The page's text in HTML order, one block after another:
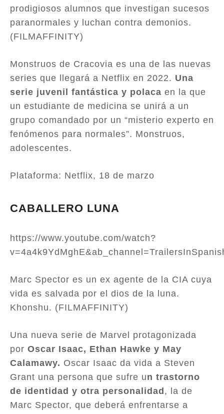
prodigiosos alumnos que investigan sucesos
paranormales y luchan contra demonios.
(FILMAFFINITY)
Monstruos de Cracovia es una de las nuevas
series que llegará a Netflix en 2022. Una
serie juvenil fantástica y polaca en la que
un estudiante de medicina se unirá a un
grupo comandado por un “misterio experto en
fenómenos para normales”. Monstruos,
adolescentes.
Plataforma: Netflix, 18 de marzo
CABALLERO LUNA
https://www.youtube.com/watch?
Marc Spector es un ex agente de la CIA cuya
vida es salvada por el dios de la luna.
Khonshu. (FILMAFFINITY)
Una nueva serie de Marvel protagonizada
por Oscar Isaac, Ethan Hawke y May
Calamawy. Oscar Isaac da vida a Steven
Grant una persona que sufre un trastorno
de identidad y otra personalidad , la de
Marc Spector, que deberá enfrentarse a